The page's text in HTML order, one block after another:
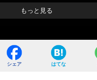
もっと見る
シェア はてな